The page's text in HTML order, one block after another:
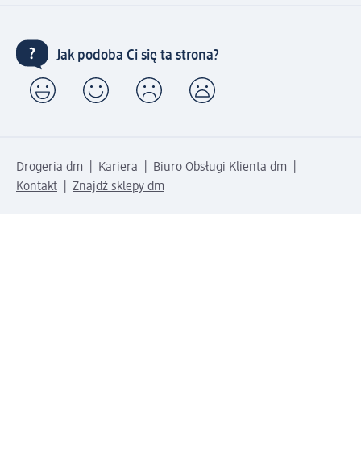
Jak podoba Ci się ta strona?
Drogeria dm Kariera
Biuro Obsługi Klienta dm
Kontakt
Znajdź sklepy dm